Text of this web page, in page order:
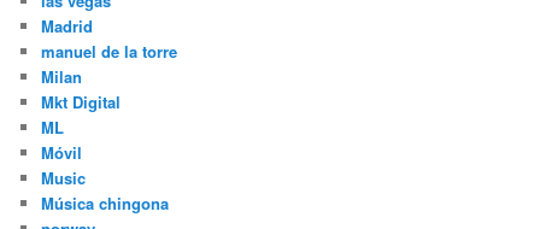
Madrid
manuel de la torre
Milan
Mkt Digital
ML
Móvil
Music
Música chingona